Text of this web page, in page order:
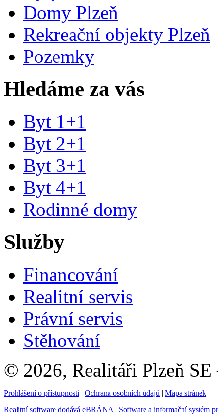
Domy Plzeň
Rekreační objekty Plzeň
Pozemky
Hledáme za vás
Byt 1+1
Byt 2+1
Byt 3+1
Byt 4+1
Rodinné domy
Služby
Financování
Realitní servis
Právní servis
Stěhování
© 2026, Realitáři Plzeň SE
Prohlášení o přístupnosti | Ochrana osobních údajů | Mapa stránek
Realitní software dodává eBRÁNA | Software a informační systém